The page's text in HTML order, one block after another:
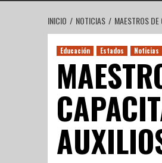
INICIO NOTICIAS MAESTROS
Educación Estados Noticias